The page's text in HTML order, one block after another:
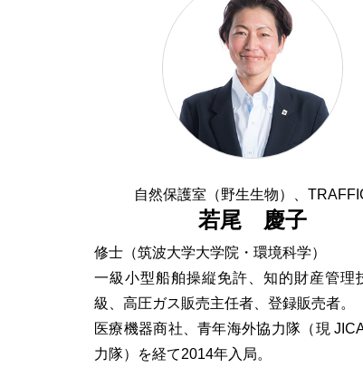
自然保護室（野生生物）、
若尾 慶子
修士（筑波大学大学院・環境科学）
一級小型船舶操縦免許、知的財産管理
級、高圧ガス販売主任者、登録販売者。
医療機器商社、青年海外協力隊（現
力隊）を経て2014年入局。